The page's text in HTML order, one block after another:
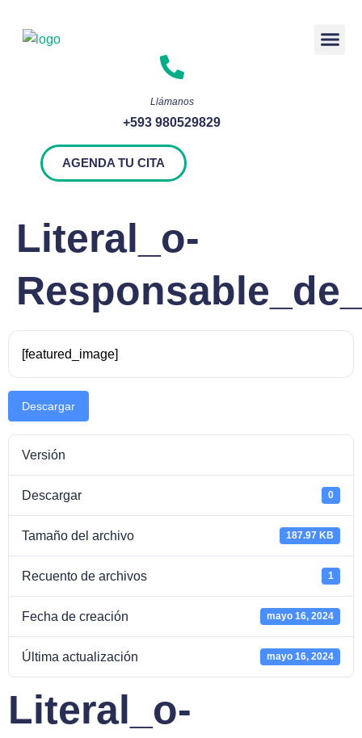
Llámanos
+593 980529829
AGENDA TU CITA
Literal_o-
[featured_image]
Descargar
Versión
Descargar 0
Tamaño del archivo 187.97 KB
Recuento de archivos 1
Fecha de creación mayo 16, 2024
Última actualización mayo 16, 2024
Literal_o-